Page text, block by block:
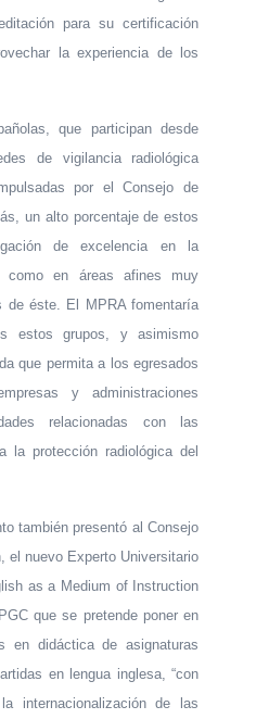
para su certificación
la experiencia de los
que participan desde
de vigilancia radiológica
por el Consejo de
un alto porcentaje de estos
de excelencia en la
en áreas afines muy
de éste. El MPRA fomentaría
estos grupos, y asimismo
que permita a los egresados
y administraciones
relacionadas con las
la protección radiológica del
también presentó al Consejo
el nuevo Experto Universitario
as a Medium of Instruction
que se pretende poner en
en didáctica de asignaturas
en lengua inglesa, “con
internacionalización de las